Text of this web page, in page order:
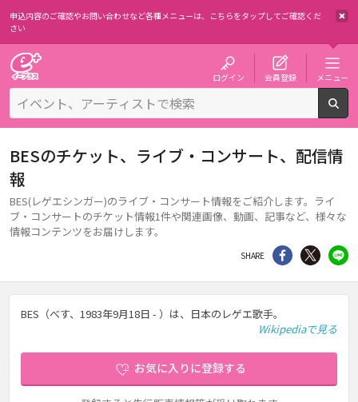
申込内容のご確認やお問い合わせなど各種メニューは、 こちらをタップしてご確認くだ
さい
ログイン 会員登録 メニュー
BESのチケット、ライブ・コンサート、配信情
報
BES(レゲエシンガー)のライブ・コンサート情報をご紹介します。ライ
ブ・コンサートのチケット情報1件や関連画像、動画、記事など、様々な
情報コンテンツをお届けします。
SHARE シェア Twitter
BES（べす、1983年9月18日 - ）は、日本のレゲエ歌手。
Wikipediaで見る
お気に入りに登録する